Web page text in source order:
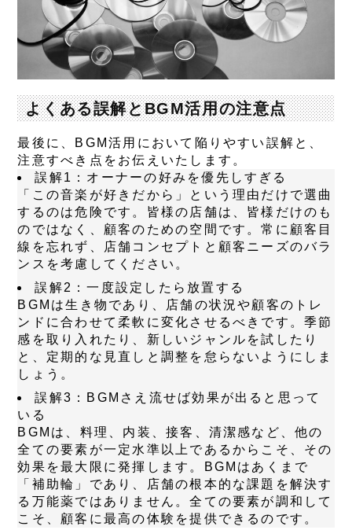
よくある誤解とBGM活用の注意点
最後に、BGM活用において陥りやすい誤解と、
注意すべき点をお伝えいたします。
誤解1：オーナーの好みを優先しすぎる
「この音楽が好きだから」という理由だけで選曲
するのは危険です。皆様の店舗は、皆様だけのも
のではなく、顧客のための空間です。常に顧客目
線を忘れず、店舗コンセプトと顧客ニーズのバラ
ンスを考慮してください。
誤解2：一度設定したら放置する
BGMは生き物であり、店舗の状況や顧客のトレ
ンドに合わせて柔軟に変化させるべきです。季節
感を取り入れたり、新しいジャンルを試したり
と、定期的な見直しと調整を怠らないようにしま
しょう。
誤解3：BGMさえ流せば効果が出ると思って
いる
BGMは、料理、内装、接客、清潔感など、他の
全ての要素が一定水準以上であるからこそ、その
効果を最大限に発揮します。BGMはあくまで
「補助輪」であり、店舗の根本的な課題を解決す
る万能薬ではありません。全ての要素が調和して
こそ、顧客に最高の体験を提供できるのです。